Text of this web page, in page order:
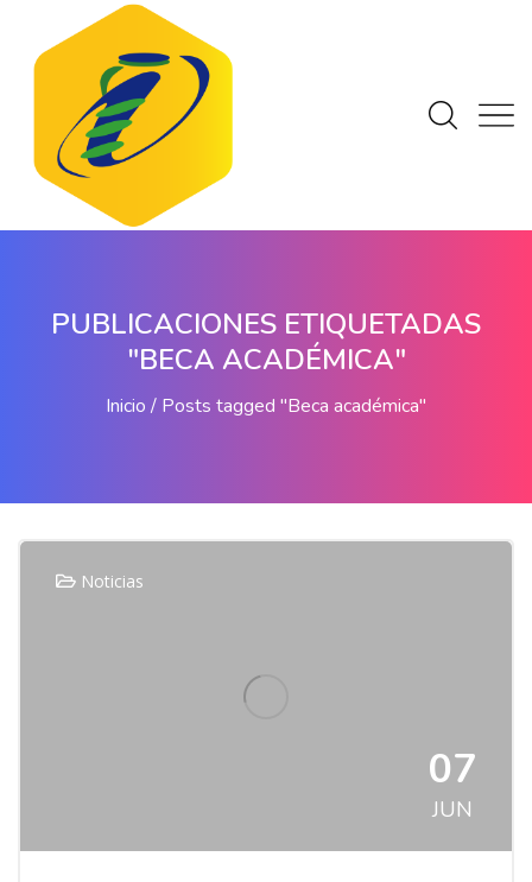
PUBLICACIONES ETIQUETADAS
"BECA ACADÉMICA"
Inicio Posts tagged "Beca académica"
Noticias
07
JUN